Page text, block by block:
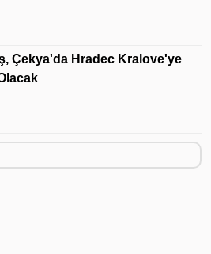
Çekya'da Hradec Kralove'ye